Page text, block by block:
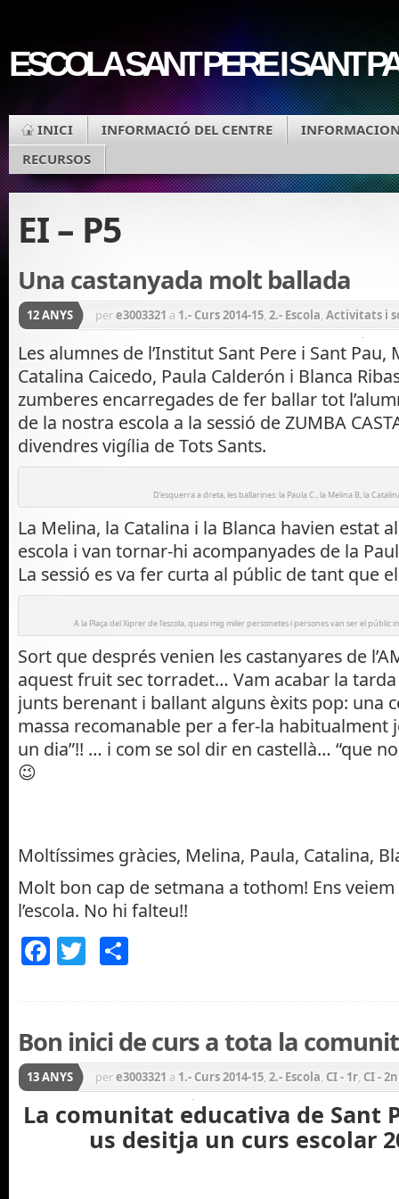
ESCOLA SANT PERE I SANT
INICI INFORMACIÓ DEL CENTRE
RECURSOS
EI – P5
Una castanyada molt ballada
12 ANYS pere3003321 a 1.- Curs 2014-15, 2.- Escola, Activitats i
, Cicle Ed. Infantil Cicle Inicial , Cicle Mitjà
- 5è,CS - 6è EI - P3,EI - P4,EI - P5,Festes de l'escola,
Les alumnes de l’Institut Sant Pere i Sant
Catalina Caicedo, Paula Calderón i Blanca
zumberes encarregades de fer ballar tot
de la nostra escola a la sessió de ZUMBA
divendres vigília de Tots Sants.
D’esquerra a dreta, les ballarines: la Paula C., la Melina B, la
La Melina, la Catalina i la Blanca havien estat
escola i van tornar-hi acompanyades de la
La sessió es va fer curta al públic de tant que
A la Plaça del Xiprer de l’escola, quasi mig miler personetes i persones van ser el públic
Sort que després venien les castanyares de
aquest fruit sec torradet… Vam acabar la
junts berenant i ballant alguns èxits pop: una
massa recomanable per a fer-la habitualment
un dia”!! … i com se sol dir en castellà… “que
😉
Moltíssimes gràcies, Melina, Paula, Catalina,
Molt bon cap de setmana a tothom! Ens
l’escola. No hi falteu!!
Facebook
Twitter
Bon inici de curs a tota la
13 ANYS pere3003321 a 1.- Curs 2014-15 2.- Escola CI - 1r CI - 2n
,Cicle Mitjà ,Cicle Superior CM - 3r CM - 4t ,CS
P5,General
La comunitat educativa de Sant
us desitja un curs escolar